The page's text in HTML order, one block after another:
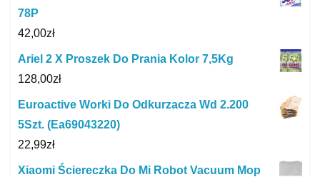
78P
42,00zł
Ariel 2 X Proszek Do Prania Kolor 7,5Kg
128,00zł
Euroactive Worki Do Odkurzacza Wd 2.200
5Szt. (Ea69043220)
22,99zł
Xiaomi Ściereczka Do Mi Robot Vacuum Mop